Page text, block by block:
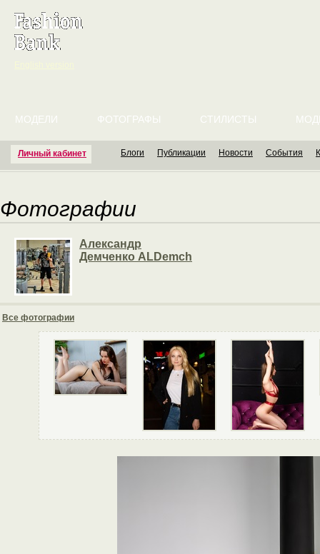
Личный кабинет
МОДЕЛИ ФОТОГРАФЫ СТИЛИСТЫ
Блоги Публикации Новости События
Фотографии
Александр
Демченко ALDemch
Все фотографии